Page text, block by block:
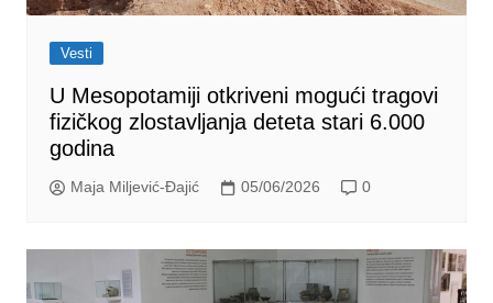
Vesti
U Mesopotamiji otkriveni mogući tragovi
fizičkog zlostavljanja deteta stari 6.000
godina
Maja Miljević-Đajić 05/06/2026 0